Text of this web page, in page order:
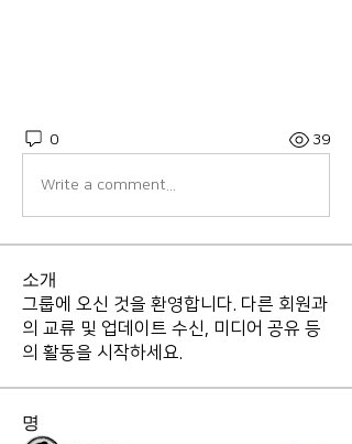
0 39
Write a comment...
소개
그룹에 오신 것을 환영합니다. 다른 회원과
의 교류 및 업데이트 수신, 미디어 공유 등
의 활동을 시작하세요.
명